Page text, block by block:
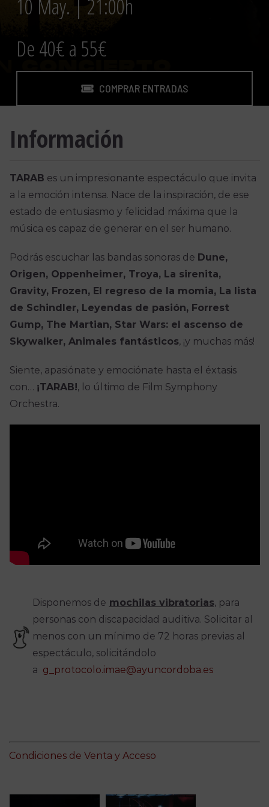
10 May. | 21:00h
De 40€ a 55€
COMPRAR ENTRADAS
Información
TARAB es un impresionante espectáculo que invita
a la emoción intensa. Nace de la inspiración, de ese
estado de entusiasmo y felicidad máxima que la
música es capaz de generar en el ser humano.
Podrás escuchar las bandas sonoras de Dune,
Origen, Oppenheimer, Troya, La sirenita,
Gravity, Frozen, El regreso de la momia, La lista
de Schindler, Leyendas de pasión, Forrest
Gump, The Martian, Star Wars: el ascenso de
Skywalker, Animales fantásticos, ¡y muchas más!
Siente, apasiónate y emociónate hasta el éxtasis
con… ¡TARAB!, lo último de Film Symphony
Orchestra.
Disponemos de mochilas vibratorias, para
personas con discapacidad auditiva. Solicitar al
menos con un mínimo de 72 horas previas al
espectáculo, solicitándolo
a g_protocolo.imae@ayuncordoba.es
Condiciones de Venta y Acceso